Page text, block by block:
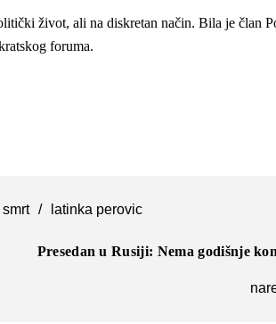
život, ali na diskretan način. Bila je član
foruma.
smrt / latinka perovic
Presedan u Rusiji: Nema godišnje